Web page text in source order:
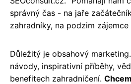
správný čas - na jaře
zahradníky, na podzim
Důležitý je obsahový
návody, inspirativní příběhy,
benefitech zahradničení.